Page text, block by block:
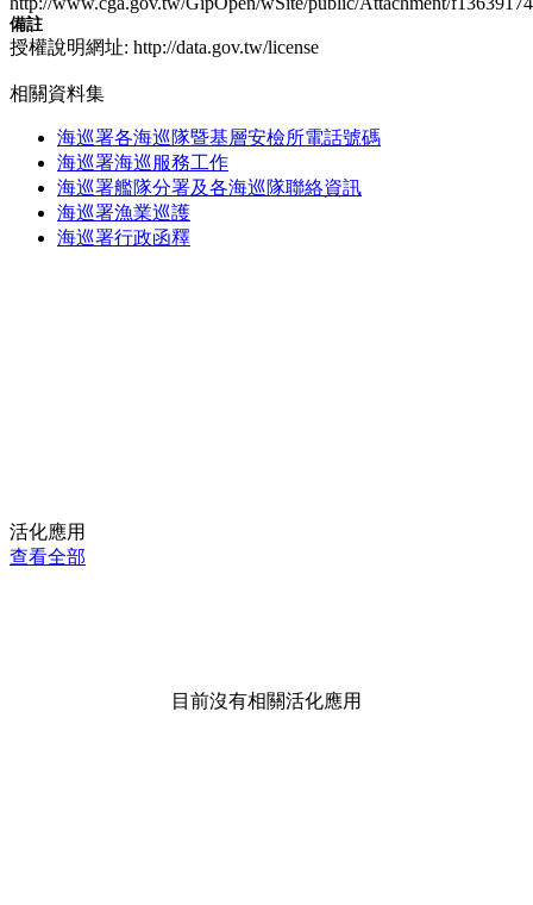
備註
授權說明網址: http://data.gov.tw/license
相關資料集
海巡署各海巡隊暨基層安檢所電話號碼
海巡署海巡服務工作
海巡署艦隊分署及各海巡隊聯絡資訊
海巡署漁業巡護
海巡署行政函釋
活化應用
查看全部
目前沒有相關活化應用